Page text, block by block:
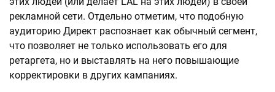
рекламной сети. Отдельно отметим, что подобную
аудиторию Директ распознает как обычный сегмент,
что позволяет не только использовать его для
ретаргета, но и выставлять на него повышающие
корректировки в других кампаниях.